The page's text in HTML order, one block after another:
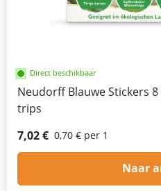
Direct beschikbaar
Neudorff Blauwe Stickers
trips
7,02 € 0,70 € per 1
Naar